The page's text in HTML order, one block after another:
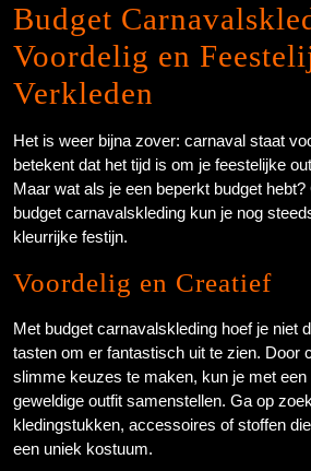
Budget
Voordelig en
Verkleden
Het is weer bijna zover: carnaval staat
betekent dat het tijd is om je feestelijke
Maar wat als je een beperkt budget
budget carnavalskleding kun je nog
kleurrijke festijn.
Voordelig en Creatief
Met budget carnavalskleding hoef je niet
tasten om er fantastisch uit te zien. Door
slimme keuzes te maken, kun je met een
geweldige outfit samenstellen. Ga op
kledingstukken, accessoires of stoffen
een uniek kostuum.